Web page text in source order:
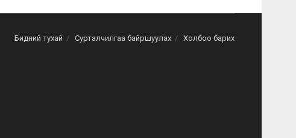
Бидний тухай Сурталчилгаа байршуулах Холбоо барих